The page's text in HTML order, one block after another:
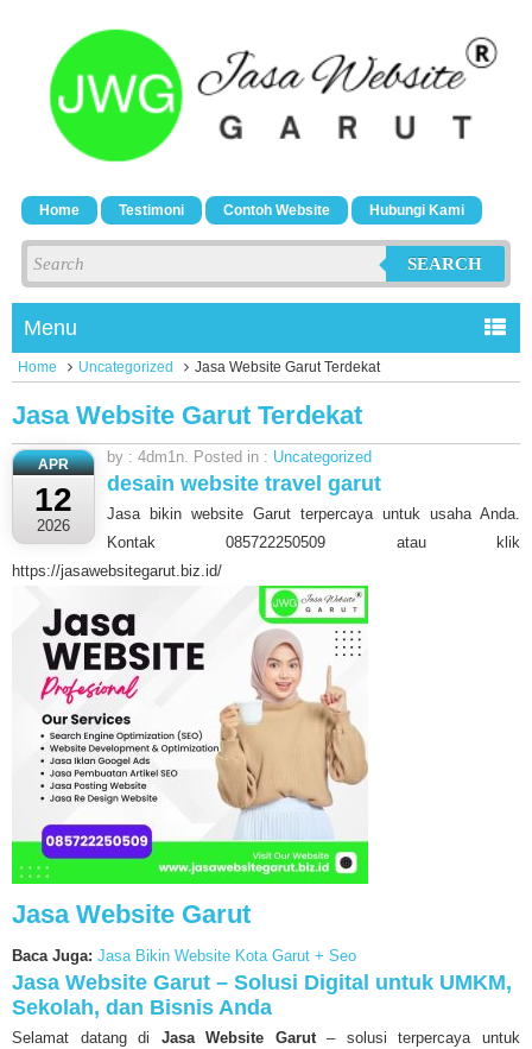
Home Testimoni Contoh Website Hubungi Kami
SEARCH
Menu
Home Uncategorized Jasa Website Garut Terdekat
Jasa Website Garut Terdekat
APR
12
2026
by : 4dm1n. Posted in : Uncategorized
desain website travel garut
Jasa bikin website Garut terpercaya untuk usaha Anda.
Kontak 085722250509 atau klik
https://jasawebsitegarut.biz.id/
Jasa Website Garut
Baca Juga: Jasa Bikin Website Kota Garut + Seo
Jasa Website Garut – Solusi Digital untuk UMKM,
Sekolah, dan Bisnis Anda
Selamat datang di Jasa Website Garut– solusi terpercaya untuk